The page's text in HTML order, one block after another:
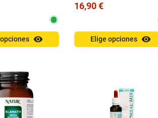
Eccellenti
visibility
16,90 €
Elige opciones visibility